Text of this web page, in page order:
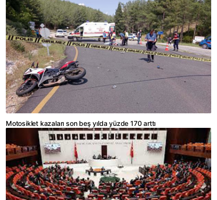
Motosiklet kazaları son beş yılda yüzde 170 arttı